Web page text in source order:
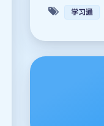
学习通